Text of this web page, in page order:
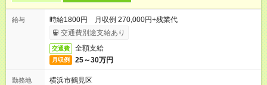
給与
時給1800円 月収例 270,000円+残業代
交通費別途支給あり
交通費 全額支給
月収例 25～30万円
勤務地 横浜市鶴見区